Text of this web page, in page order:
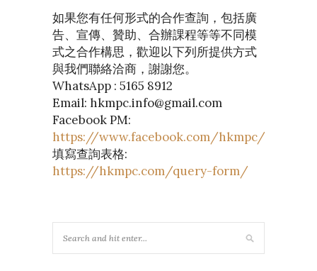
如果您有任何形式的合作查詢，包括廣
告、宣傳、贊助、合辦課程等等不同模
式之合作構思，歡迎以下列所提供方式
與我們聯絡洽商，謝謝您。
WhatsApp : 5165 8912
Email: hkmpc.info@gmail.com
Facebook PM:
https://www.facebook.com/hkmpc/
填寫查詢表格:
https://hkmpc.com/query-form/